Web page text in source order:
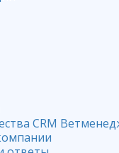
CRM